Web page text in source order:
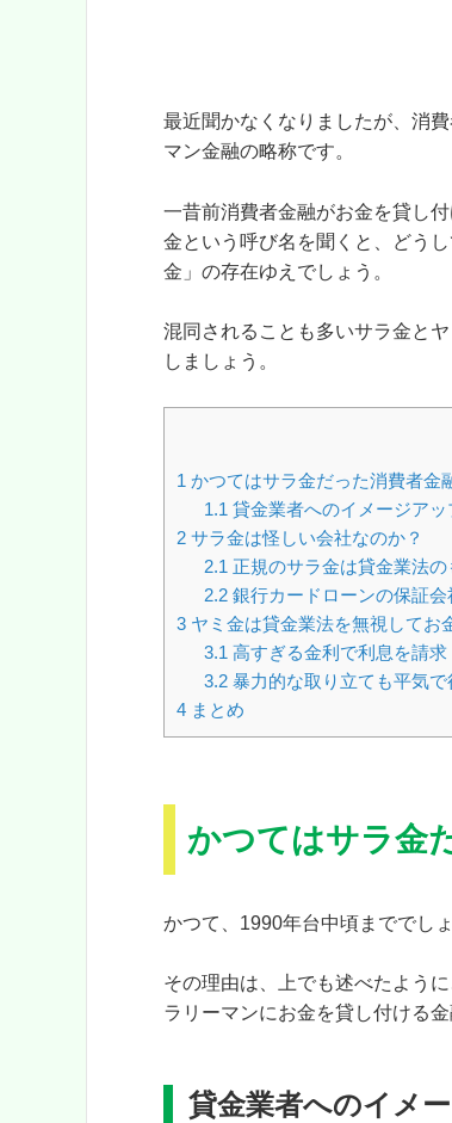
最近聞かなくなりましたが、消
マン金融の略称です。
一昔前消費者金融がお金を貸し
金という呼び名を聞くと、どう
金」の存在ゆえでしょう。
混同されることも多いサラ金と
しましょう。
1 かつてはサラ金だった消費者金
1.1 貸金業者へのイメージア
2 サラ金は怪しい会社なのか？
2.1 正規のサラ金は貸金業法
2.2銀行カードローンの保証
3 ヤミ金は貸金業法を無視してお
3.1 高すぎる金利で利息を請求
3.2暴力的な取り立ても平気で
4 まとめ
かつてはサラ金
かつて、1990年台中頃まででし
その理由は、上でも述べたよう
ラリーマンにお金を貸し付ける
貸金業者へのイメ